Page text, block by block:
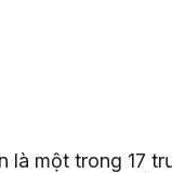
là một trong 17